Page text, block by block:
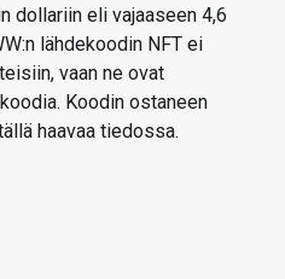
dollariin eli vajaaseen 4,6
lähdekoodin NFT ei
vaan ne ovat
Koodin ostaneen
haavaa tiedossa.